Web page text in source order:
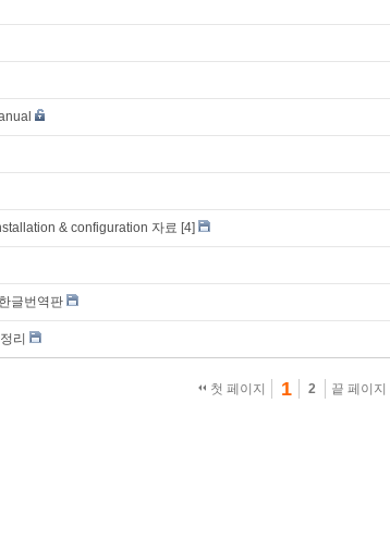
& configuration 자료 [4]
글번역판
리
첫 페이지 1 2 끝 페이지